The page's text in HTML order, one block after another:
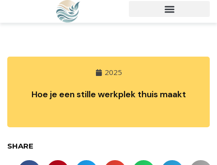
2025
Hoe je een stille werkplek thuis maakt
SHARE